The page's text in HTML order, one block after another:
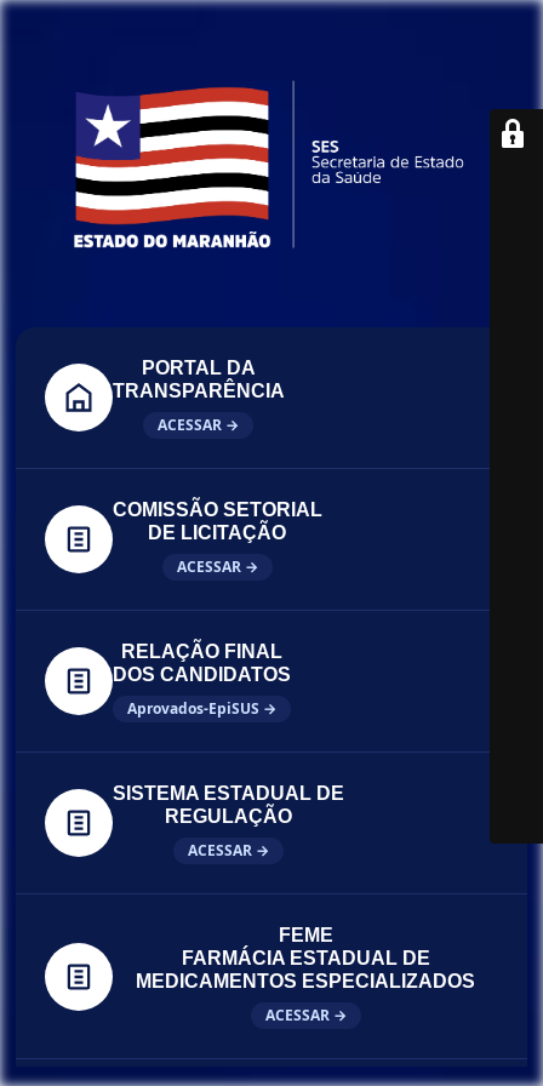
PORTAL DA
TRANSPARÊNCIA
ACESSAR →
COMISSÃO SETORIAL
DE LICITAÇÃO
ACESSAR →
RELAÇÃO FINAL
DOS CANDIDATOS
Aprovados-EpiSUS →
SISTEMA ESTADUAL DE
REGULAÇÃO
ACESSAR →
FEME
FARMÁCIA ESTADUAL DE
MEDICAMENTOS ESPECIALIZADOS
ACESSAR →